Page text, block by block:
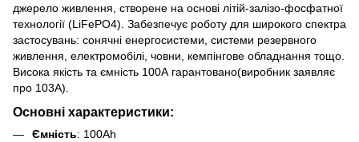
джерело живлення, створене на основі літій-залізо-фосфатної
технології (LiFePO4). Забезпечує роботу для широкого спектра
застосувань: сонячні енергосистеми, системи резервного
живлення, електромобілі, човни, кемпінгове обладнання тощо.
Висока якість та ємність 100А гарантовано(виробник заявляє
про 103А).
Основні характеристики:
Ємність: 100Ah